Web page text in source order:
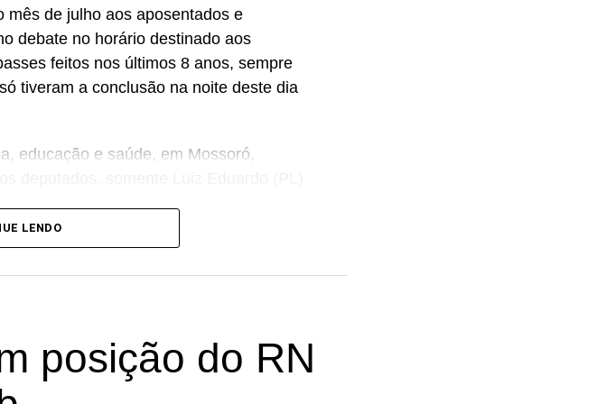
mês de julho aos aposentados e
debate no horário destinado aos
feitos nos últimos 8 anos, sempre
tiveram a conclusão na noite deste dia
educação e saúde, em Mossoró,
LENDO
posição do RN